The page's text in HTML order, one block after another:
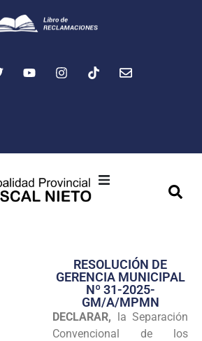
Transparencia
Seguridad
Programas
RESOLUCIÓN DE
GERENCIA MUNICIPAL
Nº 31-2025-
GM/A/MPMN
DECLARAR, la Separación
Convencional de los